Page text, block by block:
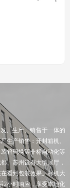
、生产、销售于一体的
生产销售：开封箱机、
箱码垛等非标自动化等
、苏州设有大型展厅，
看到包装效果。标机大
2小时响应，享受本地化